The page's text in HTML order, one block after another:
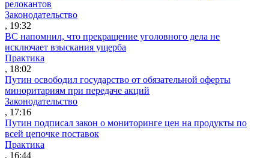
релокантов
Законодательство
, 19:32
ВС напомнил, что прекращение уголовного дела не
исключает взыскания ущерба
Практика
, 18:02
Путин освободил государство от обязательной оферты
миноритариям при передаче акций
Законодательство
, 17:16
Путин подписал закон о мониторинге цен на продукты по
всей цепочке поставок
Практика
, 16:44